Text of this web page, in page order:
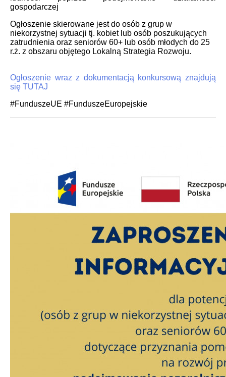
gospodarczej
Ogłoszenie skierowane jest do osób z grup w
niekorzystnej sytuacji tj. kobiet lub osób poszukujących
zatrudnienia oraz seniorów 60+ lub osób młodych do 25
r.ż. z obszaru objętego Lokalną Strategia Rozwoju.
Ogłoszenie wraz z dokumentacją konkursową znajdują
się TUTAJ
#FunduszeUE #FunduszeEuropejskie